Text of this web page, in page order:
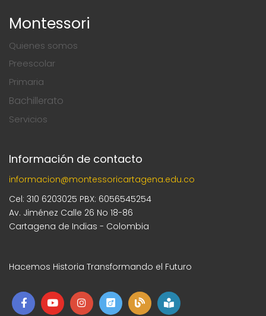
Montessori
Quienes somos
Preescolar
Primaria
Bachillerato
Servicios
Información de contacto
informacion@montessoricartagena.edu.co
Cel: 310 6203025 PBX: 6056545254
Av. Jiménez Calle 26 No 18-86
Cartagena de Indias - Colombia
Hacemos Historia Transformando el Futuro